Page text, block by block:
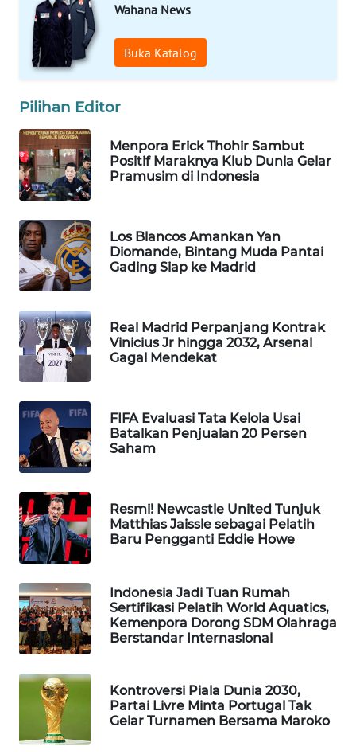
Wahana News
Buka Katalog
Pilihan Editor
Menpora Erick Thohir Sambut
Positif Maraknya Klub Dunia Gelar
Pramusim di Indonesia
Los Blancos Amankan Yan
Diomande, Bintang Muda Pantai
Gading Siap ke Madrid
Real Madrid Perpanjang Kontrak
Vinicius Jr hingga 2032, Arsenal
Gagal Mendekat
FIFA Evaluasi Tata Kelola Usai
Batalkan Penjualan 20 Persen
Saham
Resmi! Newcastle United Tunjuk
Matthias Jaissle sebagai Pelatih
Baru Pengganti Eddie Howe
Indonesia Jadi Tuan Rumah
Sertifikasi Pelatih World Aquatics,
Kemenpora Dorong SDM Olahraga
Berstandar Internasional
Kontroversi Piala Dunia 2030,
Partai Livre Minta Portugal Tak
Gelar Turnamen Bersama Maroko
WN
NATUNA
WN
BINTAN
WN
MANDALIKA
WN
LIKUPANG
WN
LABUANBAJO
WN
BORNEO
Wahana
Group
WAHANA
NEWS
WAHANA
TANI
WAHANA
WAHANA
INFRASTRUKTUR
WAHANA
KONSUMEN
WAHANA